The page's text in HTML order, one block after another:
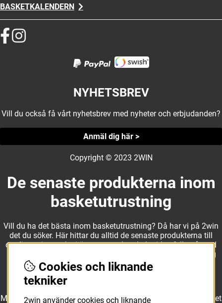
BASKETKALENDERN
NYHETSBREV
Vill du också få vårt nyhetsbrev med nyheter och erbjudanden?
Anmäl dig här >
Copyright © 2023 2WIN
De senaste produkterna inom
basketutrustning
Vill du ha det bästa inom basketutrustning? Då har vi på 2win
det du söker. Här hittar du alltid de senaste produkterna till
otroliga priser, och vi är noga med att hela tiden fylla på med
nyheter i webbshopen. Det gör oss till ett naturligt val för dig
som vill ha utrustning som överträffar alla andra märken.
Med ett av Sveriges största kläd- och skosortiment inom basket
Cookies och liknande
tekniker
2win använder cookies och liknande